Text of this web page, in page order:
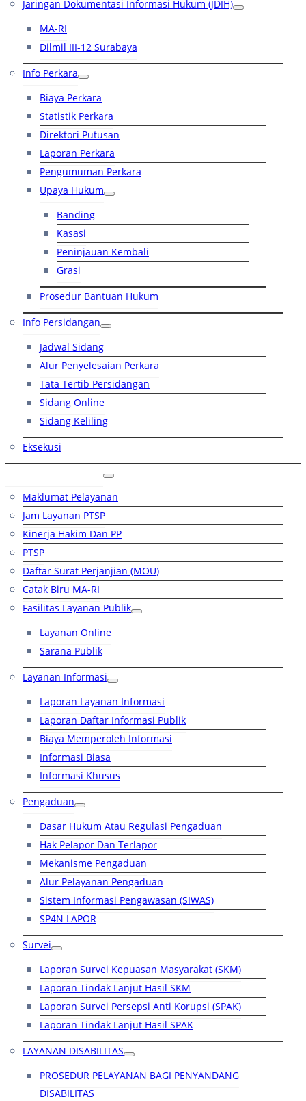
Jaringan Dokumentasi Informasi Hukum (JDIH)
MA-RI
Dilmil III-12 Surabaya
Info Perkara
Biaya Perkara
Statistik Perkara
Direktori Putusan
Laporan Perkara
Pengumuman Perkara
Upaya Hukum
Banding
Kasasi
Peninjauan Kembali
Grasi
Prosedur Bantuan Hukum
Info Persidangan
Jadwal Sidang
Alur Penyelesaian Perkara
Tata Tertib Persidangan
Sidang Online
Sidang Keliling
Eksekusi
Maklumat Pelayanan
Jam Layanan PTSP
Kinerja Hakim Dan PP
PTSP
Daftar Surat Perjanjian (MOU)
Catak Biru MA-RI
Fasilitas Layanan Publik
Layanan Online
Sarana Publik
Layanan Informasi
Laporan Layanan Informasi
Laporan Daftar Informasi Publik
Biaya Memperoleh Informasi
Informasi Biasa
Informasi Khusus
Pengaduan
Dasar Hukum Atau Regulasi Pengaduan
Hak Pelapor Dan Terlapor
Mekanisme Pengaduan
Alur Pelayanan Pengaduan
Sistem Informasi Pengawasan (SIWAS)
SP4N LAPOR
Survei
Laporan Survei Kepuasan Masyarakat (SKM)
Laporan Tindak Lanjut Hasil SKM
Laporan Survei Persepsi Anti Korupsi (SPAK)
Laporan Tindak Lanjut Hasil SPAK
LAYANAN DISABILITAS
PROSEDUR PELAYANAN BAGI PENYANDANG
DISABILITAS